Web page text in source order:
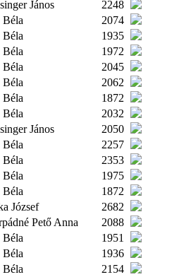
János
2248
Béla
2074
Béla
1935
Béla
1972
Béla
2045
Béla
2062
Béla
1872
Béla
2032
János
2050
Béla
2257
Béla
2353
Béla
1975
Béla
1872
József
2682
Pető Anna
2088
Béla
1951
Béla
1936
Béla
2154